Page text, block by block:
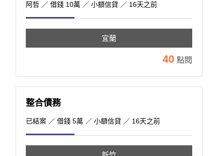
阿哲 ／ 借錢 10萬 ／ 小額信貸 ／ 16天之前
宜蘭
40 點閱
整合債務
已結案 ／ 借錢 5萬 ／ 小額信貸 ／ 16天之前